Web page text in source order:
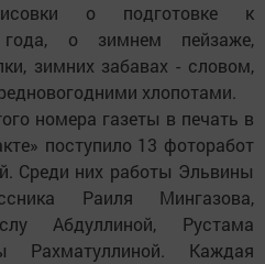
о подготовке к
года, о зимнем пейзаже,
зимних забавах - словом,
хлопотами.
номера газеты в печать в
поступило 13 фоторабот
Среди них работы Эльвины
Раиля Мингазова,
Абдуллиной, Рустама
Рахматуллиной. Каждая